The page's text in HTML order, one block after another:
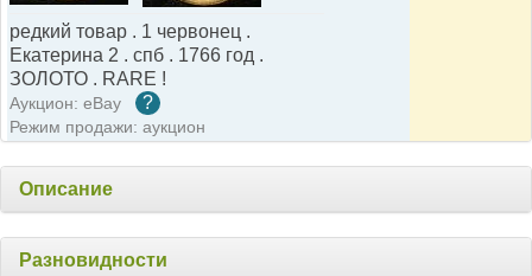
редкий товар . 1 червонец .
Екатерина 2 . спб . 1766 год .
ЗОЛОТО . RARE !
Аукцион: eBay ?
Режим продажи: аукцион
Описание
Разновидности